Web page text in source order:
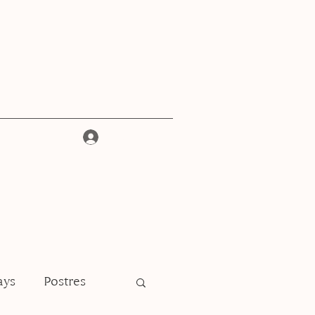
Postres